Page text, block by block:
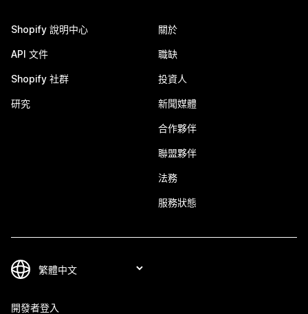
Shopify 說明中心
API 文件
Shopify 社群
研究
關於
職缺
投資人
新聞媒體
合作夥伴
聯盟夥伴
法務
服務狀態
開發者登入